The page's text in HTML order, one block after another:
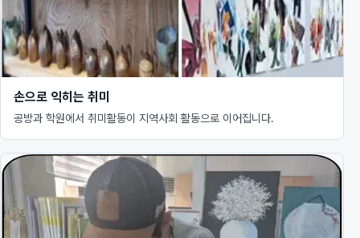
손으로 익히는 취미
공방과 학원에서 취미활동이 지역사회 활동으로 이어집니다.